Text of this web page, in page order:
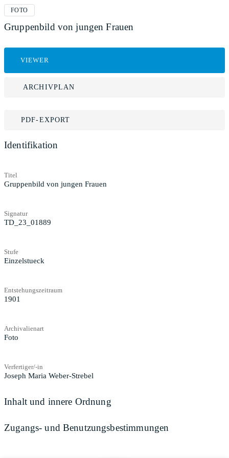
FOTO
Gruppenbild von jungen Frauen
VIEWER
ARCHIVPLAN
PDF-EXPORT
Identifikation
Titel
Gruppenbild von jungen Frauen
Signatur
TD_23_01889
Stufe
Einzelstueck
Entstehungszeitraum
1901
Archivalienart
Foto
Verfertiger/-in
Joseph Maria Weber-Strebel
Inhalt und innere Ordnung
Zugangs- und Benutzungsbestimmungen